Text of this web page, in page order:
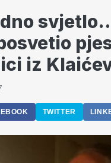
iz
TWITTER